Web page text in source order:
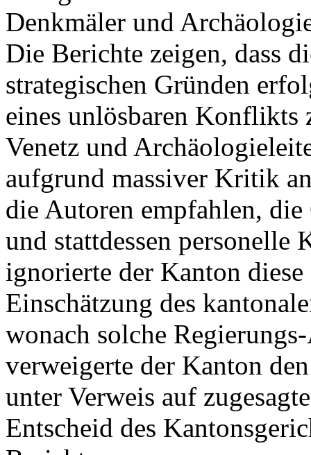
Denkmäler und
Die Berichte zeigen, dass
strategischen Gründen
eines unlösbaren Konflikts
Venetz und
aufgrund massiver Kritik
die Autoren empfahlen,
und stattdessen personelle
ignorierte der Kanton
Einschätzung des
wonach solche
verweigerte der Kanton
unter Verweis auf
Entscheid des